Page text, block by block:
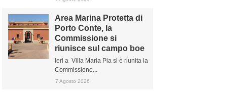
Area Marina Protetta di
Porto Conte, la
Commissione si
riunisce sul campo boe
Ieri a Villa Maria Pia si è riunita la
Commissione...
7 Agosto 2026